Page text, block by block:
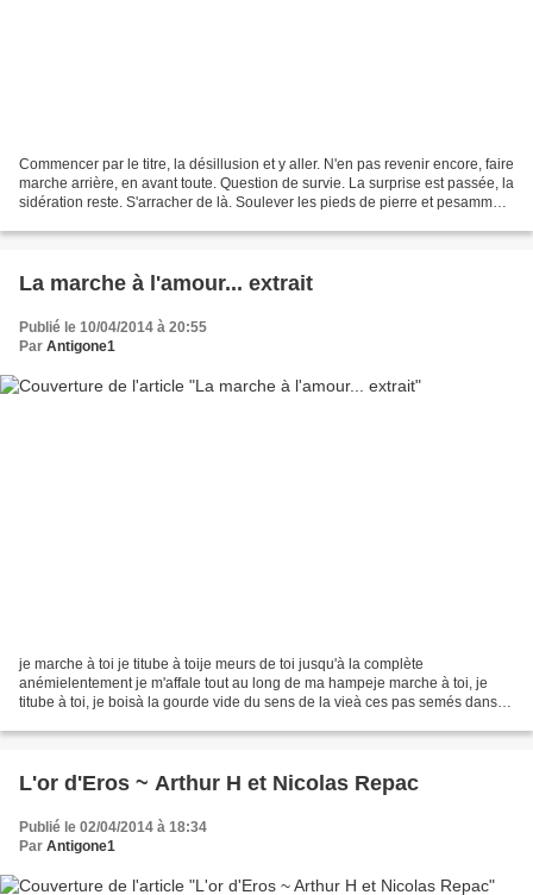
Commencer par le titre, la désillusion et y aller. N'en pas revenir encore, faire
marche arrière, en avant toute. Question de survie. La surprise est passée, la
sidération reste. S'arracher de là. Soulever les pieds de pierre et pesamment
La marche à l'amour... extrait
Publié le 10/04/2014 à 20:55
Par Antigone1
je marche à toi je titube à toije meurs de toi jusqu'à la complète
anémielentement je m'affale tout au long de ma hampeje marche à toi, je
titube à toi, je boisà la gourde vide du sens de la vieà ces pas semés dans
L'or d'Eros ~ Arthur H et Nicolas Repac
Publié le 02/04/2014 à 18:34
Par Antigone1